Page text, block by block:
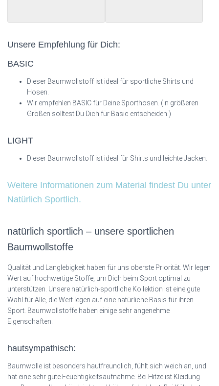
Unsere Empfehlung für Dich:
BASIC
Dieser Baumwollstoff ist ideal für sportliche Shirts und
Hosen.
Wir empfehlen BASIC für Deine Sporthosen. (In größeren
Größen solltest Du Dich für Basic entscheiden.)
LIGHT
Dieser Baumwollstoff ist ideal für Shirts und leichte Jacken.
Weitere Informationen zum Material findest Du unter
Natürlich Sportlich.
natürlich sportlich – unsere sportlichen
Baumwollstoffe
Qualität und Langlebigkeit haben für uns oberste Priorität. Wir legen
Wert auf hochwertige Stoffe, um Dich beim Sport optimal zu
unterstützen. Unsere natürlich-sportliche Kollektion ist eine gute
Wahl für Alle, die Wert legen auf eine natürliche Basis für ihren
Sport. Baumwollstoffe haben einige sehr angenehme
Eigenschaften:
hautsympathisch:
Baumwolle ist besonders hautfreundlich, fühlt sich weich an, und
hat eine sehr gute Feuchtigkeitsaufnahme. Bei Hitze ist Kleidung